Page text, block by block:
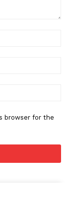
browser for the